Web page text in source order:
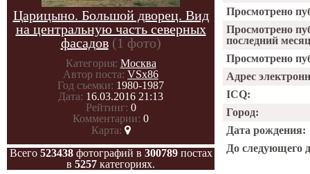
Царицыно. Большой дворец. Вид
на центральную часть северных
фасадов (1 фото)
Категория: Москва
Автор поста: VSx86
Год съемки: 1980-1987
Дата: 16.03.2016 21:13
Рейтинг: 0
Комментарии: 0
Карта:
Всего 523438фотографий в 300789постах
в 5257 категориях.
Просмотрено
Просмотрено
последний
Просмотрено
Адрес
ICQ:
Город:
Дата рождения:
До следующего